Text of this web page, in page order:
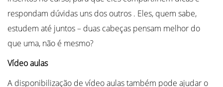
respondam dúvidas uns dos outros . Eles, quem sabe,
estudem até juntos – duas cabeças pensam melhor do
que uma, não é mesmo?
Vídeo aulas
A disponibilização de vídeo aulas também pode ajudar o